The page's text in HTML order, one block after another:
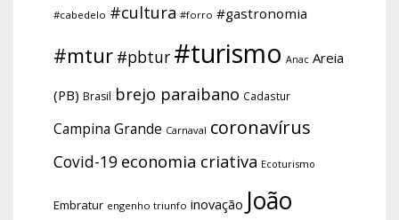
#cabedelo #cultura #forro #gastronomia
#mtur #pbtur #turismo Anac Areia
(PB) Brasil brejo paraibano Cadastur
Campina Grande Carnaval coronavírus
Covid-19 economia criativa Ecoturismo
Embratur engenho triunfo inovação João